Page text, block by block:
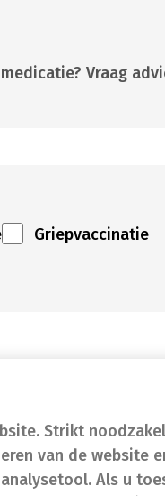
Strikt
van de website
Als u
Vraag
Griepvaccinatie